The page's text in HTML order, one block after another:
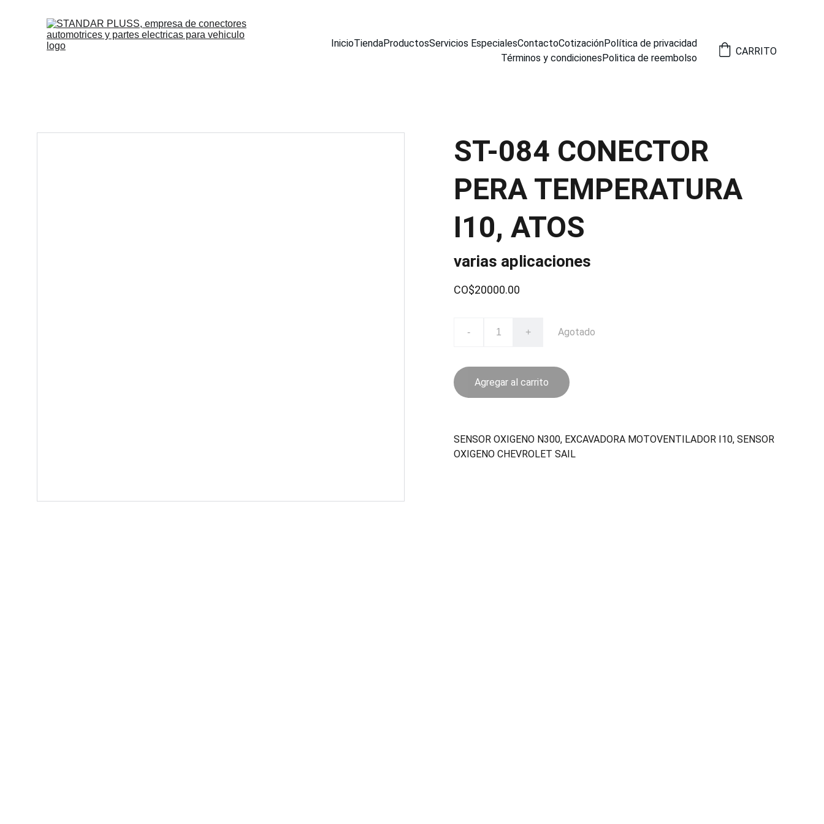
InicioTiendaProductosServicios EspecialesContactoCotizaciónPolítica de privacidad
Términos y condicionesPolitica de reembolso
CARRITO
ST-084 CONECTOR
PERA TEMPERATURA
I10, ATOS
varias aplicaciones
CO$20000.00
- + Agotado
Agregar al carrito
SENSOR OXIGENO N300, EXCAVADORA MOTOVENTILADOR I10, SENSOR
OXIGENO CHEVROLET SAIL